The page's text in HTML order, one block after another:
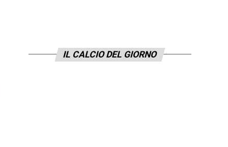
IL CALCIO DEL GIORNO